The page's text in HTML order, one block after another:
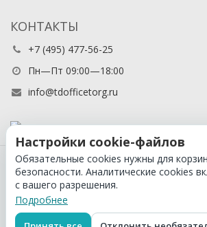
КОНТАКТЫ
+7 (495) 477-56-25
Пн—Пт 09:00—18:00
info@tdofficetorg.ru
© 2026 Официальный партнер Cactus в
Настройки cookie-файлов
Обязательные cookies нужны для
безопасности. Аналитические cookies
с вашего разрешения.
Подробнее